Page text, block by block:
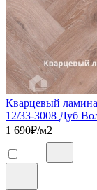
Кварцевый
12/33-3008 Дуб
1 690₽/м2